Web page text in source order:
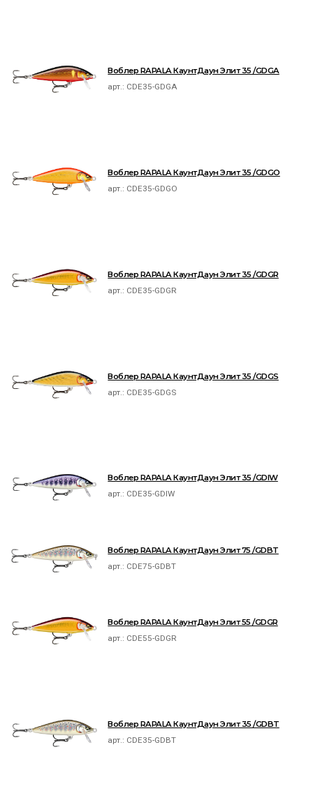
Воблер RAPALA КаунтДаун Элит 35 /GDGA
арт.: CDE35-GDGA
Воблер RAPALA КаунтДаун Элит 35 /GDGO
арт.: CDE35-GDGO
Воблер RAPALA КаунтДаун Элит 35 /GDGR
арт.: CDE35-GDGR
Воблер RAPALA КаунтДаун Элит 35 /GDGS
арт.: CDE35-GDGS
Воблер RAPALA КаунтДаун Элит 35 /GDIW
арт.: CDE35-GDIW
Воблер RAPALA КаунтДаун Элит 75 /GDBT
арт.: CDE75-GDBT
Воблер RAPALA КаунтДаун Элит 55 /GDGR
арт.: CDE55-GDGR
Воблер RAPALA КаунтДаун Элит 35 /GDBT
арт.: CDE35-GDBT